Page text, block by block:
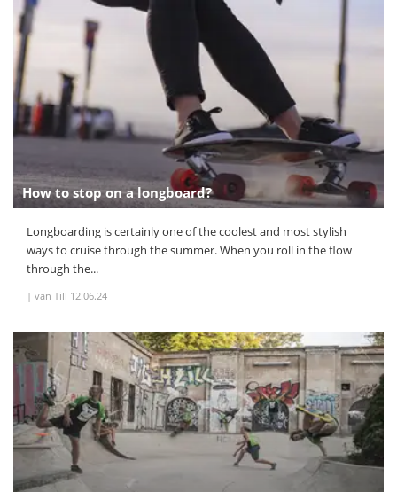
How to stop on a longboard?
Longboarding is certainly one of the coolest and most stylish
ways to cruise through the summer. When you roll in the flow
through the...
| van Till 12.06.24